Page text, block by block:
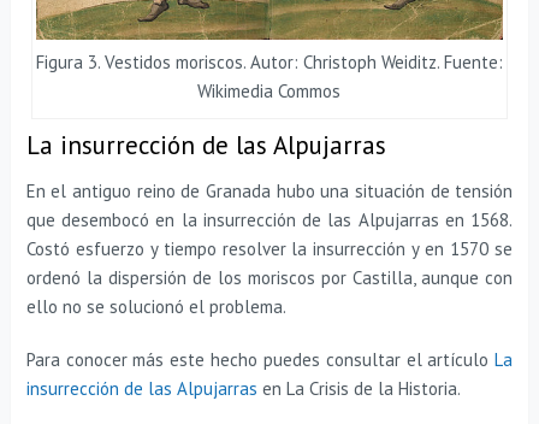
Figura 3. Vestidos moriscos. Autor: Christoph Weiditz. Fuente:
Wikimedia Commos
La insurrección de las Alpujarras
En el antiguo reino de Granada hubo una situación de tensión
que desembocó en la insurrección de las Alpujarras en 1568.
Costó esfuerzo y tiempo resolver la insurrección y en 1570 se
ordenó la dispersión de los moriscos por Castilla, aunque con
ello no se solucionó el problema.
Para conocer más este hecho puedes consultar el artículoLa
insurrección de las Alpujarras en La Crisis de la Historia.